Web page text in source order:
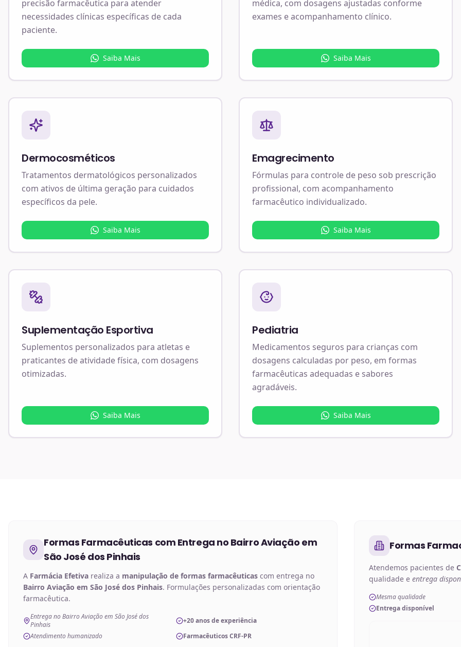
precisão farmacêutica para atender
necessidades clínicas específicas de cada
paciente.
Saiba Mais
médica, com dosagens ajustadas conforme
exames e acompanhamento clínico.
Saiba Mais
Dermocosméticos
Tratamentos dermatológicos personalizados
com ativos de última geração para cuidados
específicos da pele.
Saiba Mais
Emagrecimento
Fórmulas para controle de peso sob prescrição
profissional, com acompanhamento
farmacêutico individualizado.
Saiba Mais
Suplementação Esportiva
Suplementos personalizados para atletas e
praticantes de atividade física, com dosagens
otimizadas.
Saiba Mais
Pediatria
Medicamentos seguros para crianças com
dosagens calculadas por peso, em formas
farmacêuticas adequadas e sabores
agradáveis.
Saiba Mais
Formas Farmacêuticas com Entrega no Bairro Aviação em
São José dos Pinhais
A Farmácia Efetiva realiza a manipulação de formas farmacêuticas com entrega no
Bairro Aviação em São José dos Pinhais. Formulações personalizadas com orientação
farmacêutica.
Entrega no Bairro Aviação em São José dos
Pinhais
+20 anos de experiência
Atendimento humanizado
Farmacêuticos CRF-PR
Formas
Atendemos pacientes de
qualidade e entrega
Mesma qualidade
Entrega disponível